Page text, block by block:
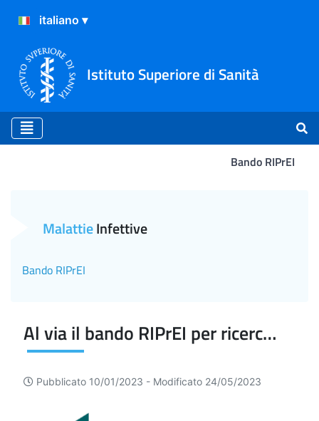
Istituto Superiore di Sanità
Bando RIPrEI
Al via il bando RIPrEI per ricerche su Sars-CoV-2 e varianti
Pubblicato 10/01/2023 - Modificato 24/05/2023
MalattieInfettive
Bando RIPrEI